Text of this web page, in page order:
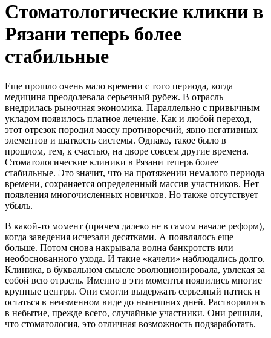
Стоматологические кликни в
Рязани теперь более
стабильные
Еще прошло очень мало времени с того периода, когда
медицина преодолевала серьезный рубеж. В отрасль
внедрилась рыночная экономика. Параллельно с привычным
укладом появилось платное лечение. Как и любой переход,
этот отрезок породил массу противоречий, явно негативных
элементов и шаткость системы. Однако, такое было в
прошлом, тем, к счастью, на дворе совсем другие времена.
Стоматологические клиники в Рязани теперь более
стабильные. Это значит, что на протяжении немалого периода
времени, сохраняется определенный массив участников. Нет
появления многочисленных новичков. Но также отсутствует
убыль.
В какой-то момент (причем далеко не в самом начале реформ),
когда заведения исчезали десятками. А появлялось еще
больше. Потом снова накрывала волна банкротств или
необоснованного ухода. И такие «качели» наблюдались долго.
Клиника, в буквальном смысле эволюционировала, увлекая за
собой всю отрасль. Именно в эти моменты появились многие
крупные центры. Они смогли выдержать серьезный натиск и
остаться в неизменном виде до нынешних дней. Растворились
в небытие, прежде всего, случайные участники. Они решили,
что стоматология, это отличная возможность подзаработать.